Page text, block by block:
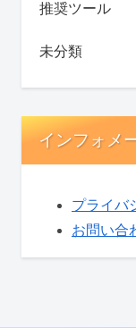
推奨ツール
未分類
インフォメ
プライバ
お問い合